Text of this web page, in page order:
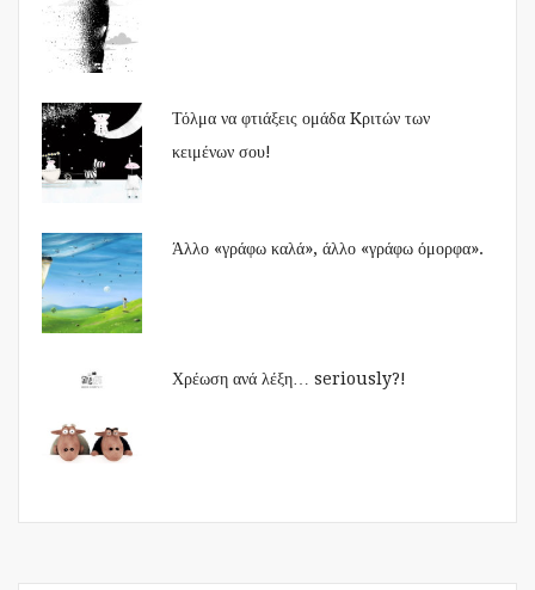
Τόλμα να φτιάξεις ομάδα Kριτών των
κειμένων σου!
Άλλο «γράφω καλά», άλλο «γράφω όμορφα».
Χρέωση ανά λέξη… seriously?!